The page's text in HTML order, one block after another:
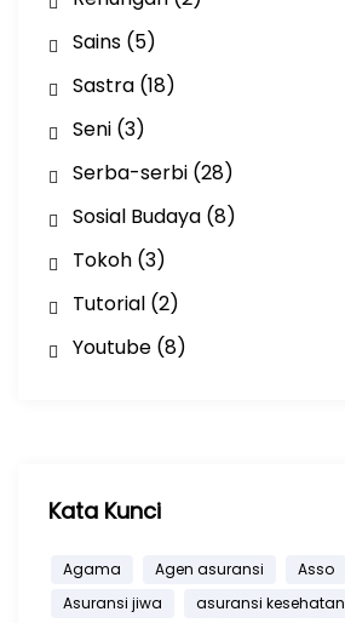
Sains(5)
Sastra(18)
Seni(3)
Serba-serbi(28)
Sosial Budaya(8)
Tokoh(3)
Tutorial(2)
Youtube(8)
Kata Kunci
Agama Agen asuransi Asso
Asuransi jiwa
asuransi kesehatan